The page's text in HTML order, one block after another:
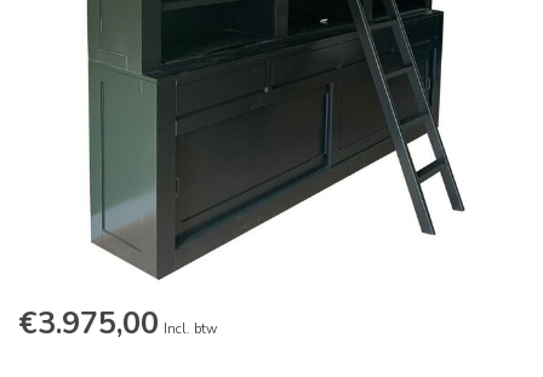
€3.975,00 Incl. btw